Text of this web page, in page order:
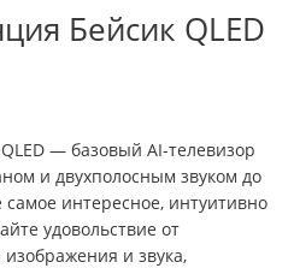
Бейсик QLED
QLED — базовый AI-телевизор
и двухполосным звуком до
интересное, интуитивно
удовольствие от
и звука,